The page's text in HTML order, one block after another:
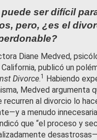
ser difícil
pero, ¿es el
Diane Medved,
publicó un
Divorce.1 Habiendo
Medved argumenta
recurren al divorcio lo
a menudo
que “el proceso y